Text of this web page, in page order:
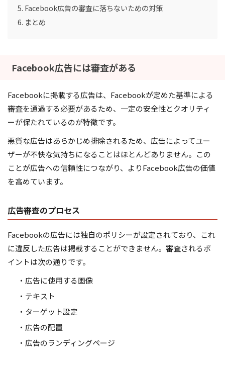
Facebook広告の審査に落ちないための対策
まとめ
Facebook広告には審査がある
Facebookに掲載する広告は、Facebookが定めた基準による
審査を通過する必要があるため、一定の安全性とクオリティ
ーが保たれているのが特徴です。
悪質な広告はあらかじめ排除されるため、広告によってユー
ザーが不快な気持ちになることはほとんどありません。この
ことが広告への信頼性につながり、よりFacebook広告の価値
を高めています。
広告審査のプロセス
Facebookの広告には独自のポリシーが設定されており、これ
に違反した広告は掲載することができません。審査されるポ
イントは次の通りです。
・広告に使用する画像
・テキスト
・ターゲット設定
・広告の配置
・広告のランディングページ